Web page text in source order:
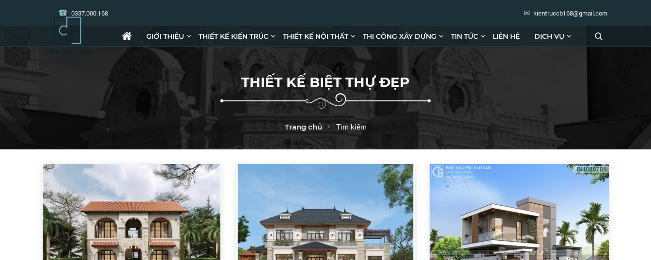
kientruccb168@gmail.com
0337.000.168
GIỚI THIỆU THIẾT KẾ KIẾN TRÚC THIẾT KẾ NỘI THẤT THI CÔNG XÂY DỰNG TIN TỨC LIÊN HỆ DỊCH VỤ
THIẾT KẾ BIỆT THỰ ĐẸP
Trang chủ Tìm kiếm